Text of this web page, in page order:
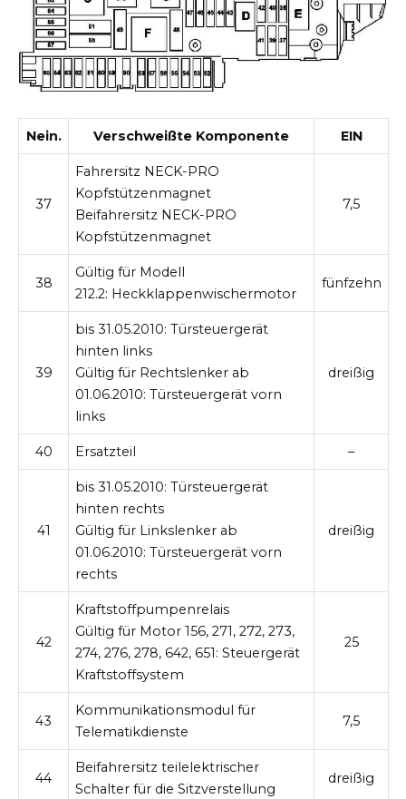
Nein. Verschweißte Komponente EIN
37
Fahrersitz NECK-PRO
Kopfstützenmagnet
Beifahrersitz NECK-PRO
Kopfstützenmagnet
7,5
38
Gültig für Modell
212.2: Heckklappenwischermotor
fünfzehn
39
bis 31.05.2010: Türsteuergerät
hinten links
Gültig für Rechtslenker ab
01.06.2010: Türsteuergerät vorn
links
dreißig
40 Ersatzteil –
41
bis 31.05.2010: Türsteuergerät
hinten rechts
Gültig für Linkslenker ab
01.06.2010: Türsteuergerät vorn
rechts
dreißig
42
Kraftstoffpumpenrelais
Gültig für Motor 156, 271, 272, 273,
274, 276, 278, 642, 651: Steuergerät
Kraftstoffsystem
25
43
Kommunikationsmodul für
Telematikdienste
7,5
44
Beifahrersitz teilelektrischer
Schalter für die Sitzverstellung
dreißig